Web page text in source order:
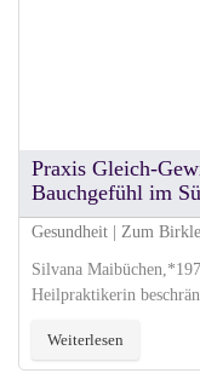
Praxis Gleich-
Bauchgefühl im
Gesundheit | Zum
Silvana
Heilpraktikerin
Weiterlesen